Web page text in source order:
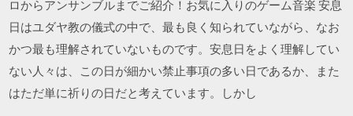
ロからアンサンブルまでご紹介！お気に入りのゲーム音楽 安息
日はユダヤ教の儀式の中で、最も良く知られていながら、なお
かつ最も理解されていないものです。安息日をよく理解してい
ない人々は、この日が細かい禁止事項の多い日であるか、また
はただ単に祈りの日だと考えています。しかし